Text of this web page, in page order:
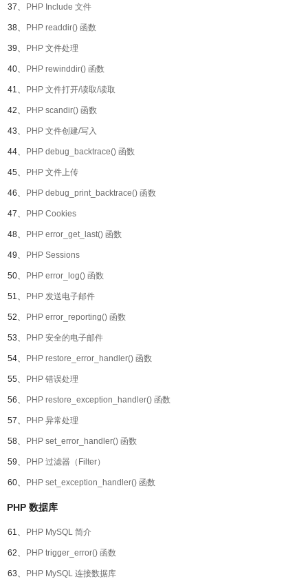
37、 PHP Include 文件
38、 PHP readdir() 函数
39、 PHP 文件处理
40、 PHP rewinddir() 函数
41、 PHP 文件打开/读取/读取
42、 PHP scandir() 函数
43、 PHP 文件创建/写入
44、 PHP debug_backtrace() 函数
45、 PHP 文件上传
46、 PHP debug_print_backtrace() 函数
47、 PHP Cookies
48、 PHP error_get_last() 函数
49、 PHP Sessions
50、 PHP error_log() 函数
51、 PHP 发送电子邮件
52、 PHP error_reporting() 函数
53、 PHP 安全的电子邮件
54、 PHP restore_error_handler() 函数
55、 PHP 错误处理
56、 PHP restore_exception_handler() 函数
57、 PHP 异常处理
58、 PHP set_error_handler() 函数
59、 PHP 过滤器（Filter）
60、 PHP set_exception_handler() 函数
PHP 数据库
61、 PHP MySQL 简介
62、 PHP trigger_error() 函数
63、 PHP MySQL 连接数据库